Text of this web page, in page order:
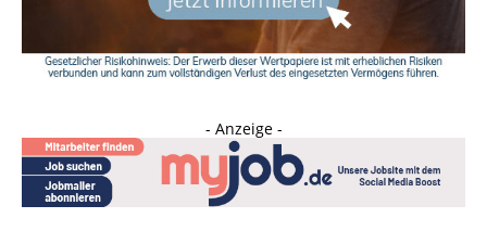
- Anzeige -